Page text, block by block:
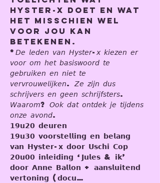
Hyster-x doet en wat
het misschien wel
voor jou kan
betekenen.
*𝘋𝘦 𝘭𝘦𝘥𝘦𝘯 𝘷𝘢𝘯 𝘏𝘺𝘴𝘵𝘦𝘳-𝘹 𝘬𝘪𝘦𝘻𝘦𝘯 𝘦𝘳
𝘷𝘰𝘰𝘳 𝘰𝘮 𝘩𝘦𝘵 𝘣𝘢𝘴𝘪𝘴𝘸𝘰𝘰𝘳𝘥 𝘵𝘦
𝘨𝘦𝘣𝘳𝘶𝘪𝘬𝘦𝘯 𝘦𝘯 𝘯𝘪𝘦𝘵 𝘵𝘦
𝘷𝘦𝘳𝘷𝘳𝘰𝘶𝘸𝘦𝘭𝘪𝘫𝘬𝘦𝘯. 𝘡𝘦 𝘻𝘪𝘫𝘯 𝘥𝘶𝘴
𝘴𝘤𝘩𝘳𝘪𝘫𝘷𝘦𝘳𝘴 𝘦𝘯 𝘨𝘦𝘦𝘯 𝘴𝘤𝘩𝘳𝘪𝘫𝘧𝘴𝘵𝘦𝘳𝘴.
𝘞𝘢𝘢𝘳𝘰𝘮? 𝘖𝘰𝘬 𝘥𝘢𝘵 𝘰𝘯𝘵𝘥𝘦𝘬 𝘫𝘦 𝘵𝘪𝘫𝘥𝘦𝘯𝘴
𝘰𝘯𝘻𝘦 𝘢𝘷𝘰𝘯𝘥.
𝟭𝟵𝘂𝟮𝟬 𝗱𝗲𝘂𝗿𝗲𝗻
𝟭𝟵𝘂𝟯𝟬 𝘃𝗼𝗼𝗿𝘀𝘁𝗲𝗹𝗹𝗶𝗻𝗴 𝗲𝗻 𝗯𝗲𝗹𝗮𝗻𝗴
𝘃𝗮𝗻 𝗛𝘆𝘀𝘁𝗲𝗿-𝘅 𝗱𝗼𝗼𝗿 𝗨𝘀𝗰𝗵𝗶 𝗖𝗼𝗽
𝟮𝟬𝘂𝟬𝟬 𝗶𝗻𝗹𝗲𝗶𝗱𝗶𝗻𝗴 ‘𝗝𝘂𝗹𝗲𝘀 & 𝗶𝗸’
𝗱𝗼𝗼𝗿 𝗔𝗻𝗻𝗲 𝗕𝗮𝗹𝗹𝗼𝗻 + 𝗮𝗮𝗻𝘀𝗹𝘂𝗶𝘁𝗲𝗻𝗱
𝘃𝗲𝗿𝘁𝗼𝗻𝗶𝗻𝗴 (𝗱𝗼𝗰𝘂…